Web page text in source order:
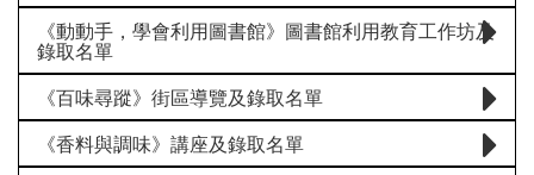
《動動手，學會利用圖書館》圖書館利用教育工作坊及
錄取名單
《百味尋蹤》街區導覽及錄取名單
《香料與調味》講座及錄取名單